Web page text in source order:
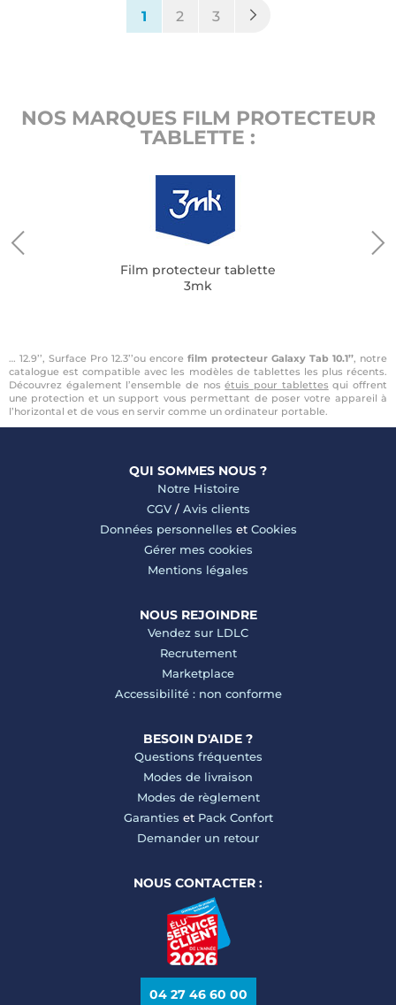
1(current)
2 3
NOS MARQUES FILM PROTECTEUR
TABLETTE :
Film protecteur tablette
3mk
… 12.9’’, Surface Pro 12.3’’ou encore film protecteur Galaxy Tab 10.1’’, notre
catalogue est compatible avec les modèles de tablettes les plus récents.
Découvrez également l’ensemble de nosétuis pour tablettes qui offrent
une protection et un support vous permettant de poser votre appareil à
l’horizontal et de vous en servir comme un ordinateur portable.
QUI SOMMES NOUS ?
Notre Histoire
CGV/ Avis clients
Données personnelles et Cookies
Gérer mes cookies
Mentions légales
NOUS REJOINDRE
Vendez sur LDLC
Recrutement
Marketplace
Accessibilité : non conforme
BESOIN D'AIDE ?
Questions fréquentes
Modes de livraison
Modes de règlement
Garanties et Pack Confort
Demander un retour
NOUS CONTACTER :
04 27 46 60 00